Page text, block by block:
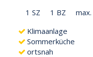
1 SZ 1 BZ
Klimaanlage
Sommerküche
ortsnah